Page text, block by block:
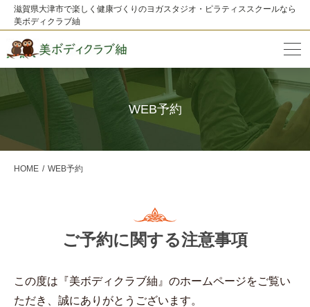
滋賀県大津市で楽しく健康づくりのヨガスタジオ・ピラティススクールなら
美ボディクラブ紬
WEB予約
HOME WEB予約
ご予約に関する注意事項
この度は『美ボディクラブ紬』のホームページをご覧い
ただき、誠にありがとうございます。